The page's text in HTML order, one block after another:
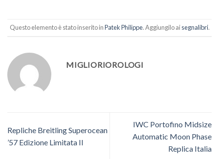
Questo elemento è stato inserito inPatek Philippe. Aggiungilo aisegnalibri.
MIGLIORIOROLOGI
Repliche Breitling Superocean
’57 Edizione Limitata II
IWC Portofino Midsize
Automatic Moon Phase
Replica Italia